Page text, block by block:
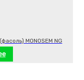
MONOSEM NG